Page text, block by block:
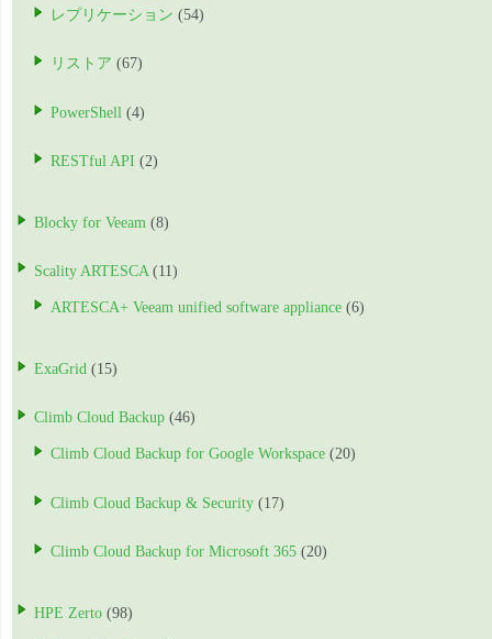
レプリケーション (54)
リストア (67)
PowerShell (4)
RESTful API (2)
Blocky for Veeam (8)
Scality ARTESCA (11)
ARTESCA+ Veeam unified software appliance (6)
ExaGrid (15)
Climb Cloud Backup (46)
Climb Cloud Backup for Google Workspace (20)
Climb Cloud Backup & Security (17)
Climb Cloud Backup for Microsoft 365 (20)
HPE Zerto (98)